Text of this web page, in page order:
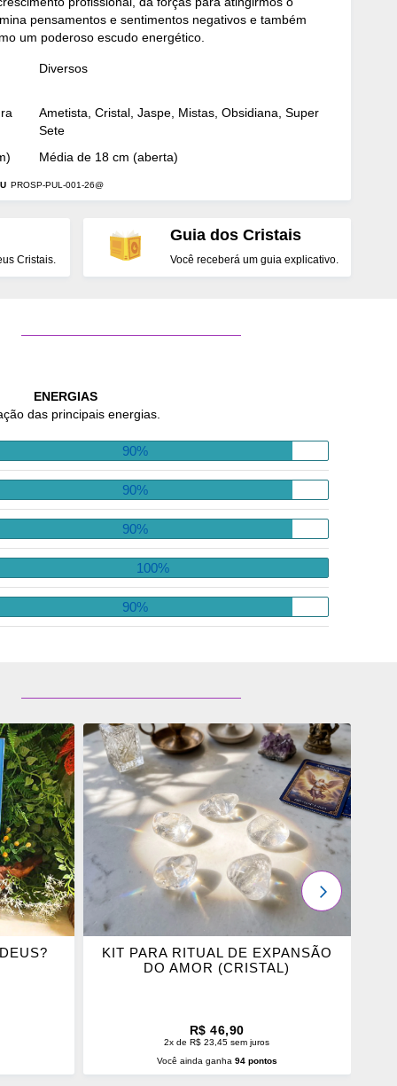
pensamentos e sentimentos negativos e também
um poderoso escudo energético.
Diversos
Ametista, Cristal, Jaspe, Mistas, Obsidiana, Super
Sete
Média de 18 cm (aberta)
PROSP-PUL-001-26@
Cristais.
Guia dos Cristais
Você receberá um guia explicativo.
ENERGIAS
das principais energias.
90%
90%
90%
100%
90%
ADICIONAR
OS
FAVORITOS
KIT PARA RITUAL DE EXPANSÃO
DO AMOR (CRISTAL)
R$ 46,90
2x de R$ 23,45 sem juros
Você ainda ganha 94 pontos
PRÓXIMO